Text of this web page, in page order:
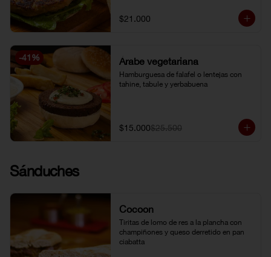
$21.000
-41 % Árabe vegetariana
Hamburguesa de falafel o lentejas con
tahine, tabule y yerbabuena
$15.000$25.500
Sánduches
Cocoon
Tiritas de lomo de res a la plancha con
champiñones y queso derretido en pan
ciabatta